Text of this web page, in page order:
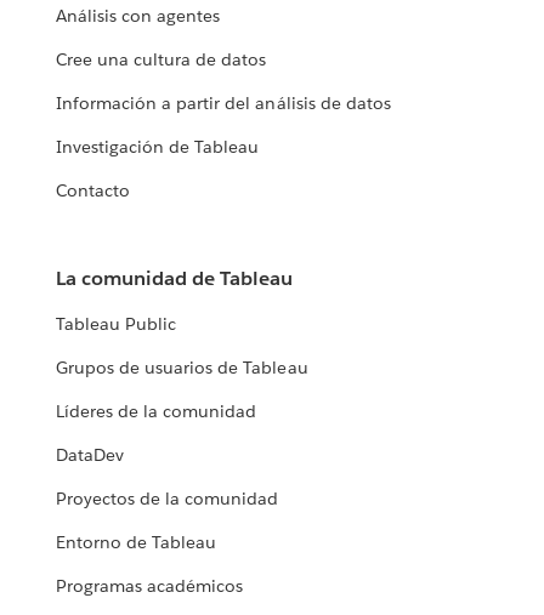
Análisis con agentes
Cree una cultura de datos
Información a partir del análisis de datos
Investigación de Tableau
Contacto
La comunidad de Tableau
Tableau Public
Grupos de usuarios de Tableau
Líderes de la comunidad
DataDev
Proyectos de la comunidad
Entorno de Tableau
Programas académicos